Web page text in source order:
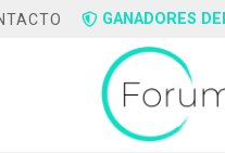
GANADORES